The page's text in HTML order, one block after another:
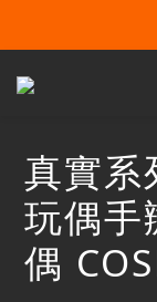
Line：
Line：
真實系
玩偶手
偶